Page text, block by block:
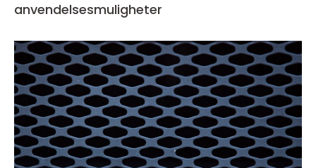
anvendelsesmuligheter